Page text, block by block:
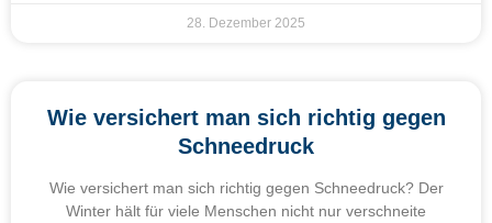
28. Dezember 2025
Wie versichert man sich richtig gegen
Schneedruck
Wie versichert man sich richtig gegen Schneedruck? Der
Winter hält für viele Menschen nicht nur verschneite